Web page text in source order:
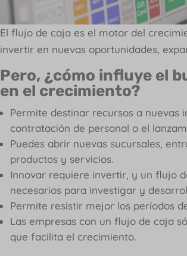
El flujo de caja es el motor del
invertir en nuevas oportunidades,
Pero, ¿cómo influye el
en el crecimiento?
Permite destinar recursos a nuevas
contratación de personal o el
Puedes abrir nuevas sucursales,
productos y servicios.
Innovar requiere invertir, y un flujo
necesarios para investigar y
Permite resistir mejor los períodos
Las empresas con un flujo de caja
que facilita el crecimiento.